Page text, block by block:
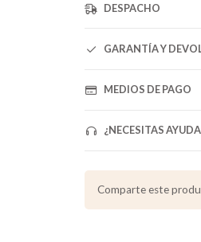
DESPACHO
GARANTÍA Y
MEDIOS DE PAGO
¿NECESITAS
Comparte este